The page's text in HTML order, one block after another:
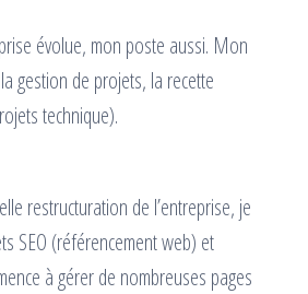
évolue, mon poste aussi. Mon
gestion de projets, la recette
technique).
restructuration de l’entreprise, je
SEO (référencement web) et
à gérer de nombreuses pages